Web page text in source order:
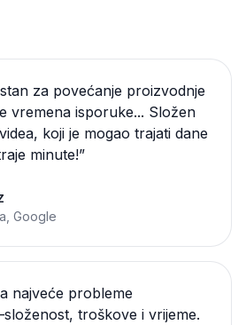
za povećanje proizvodnje
vremena isporuke... Složen
koji je mogao trajati dane
minute!”
Google
najveće probleme
troškove i vrijeme.